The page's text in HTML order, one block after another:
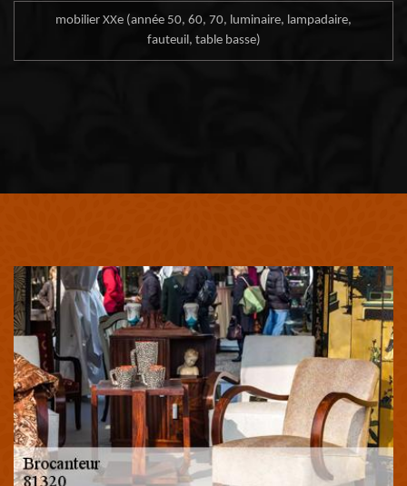
mobilier XXe (année 50, 60, 70, luminaire, lampadaire,
fauteuil, table basse)